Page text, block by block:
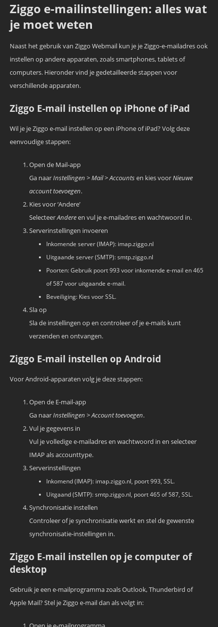
Ziggo e-mailinstellingen: alles wat
je moet weten
Naast het gebruik van Ziggo Webmail kun je je Ziggo-e-mailadres ook
instellen op andere apparaten, zoals smartphones, tablets of
computers. Hieronder vind je gedetailleerde stappen voor
verschillende apparaten.
Ziggo E-mail instellen op iPhone of iPad
Wil je je Ziggo e-mail instellen op een iPhone of iPad? Volg deze
eenvoudige stappen:
Open de Mail-app
Ga naarInstellingen >Mail>Accounts en kies voorNieuwe
account toevoegen.
Kies voor ‘Andere’
SelecteerAndereen vul je e-mailadres en wachtwoord in.
Serverinstellingen invoeren
Inkomende server (IMAP): imap.ziggo.nl
Uitgaande server (SMTP): smtp.ziggo.nl
Poorten: Gebruik poort 993 voor inkomende e-mail en 465
of 587 voor uitgaande e-mail.
Beveiliging: Kies voor SSL.
Sla op
Sla de instellingen op en controleer of je e-mails kunt
verzenden en ontvangen.
Ziggo E-mail instellen op Android
Voor Android-apparaten volg je deze stappen:
Open de E-mail-app
Ga naarInstellingen >Account toevoegen.
Vul je gegevens in
Vul je volledige e-mailadres en wachtwoord in en selecteer
IMAP als accounttype.
Serverinstellingen
Inkomend (IMAP): imap.ziggo.nl, poort 993, SSL.
Uitgaand (SMTP): smtp.ziggo.nl, poort 465 of 587, SSL.
Synchronisatie instellen
Controleer of je synchronisatie werkt en stel de gewenste
synchronisatie-instellingen in.
Ziggo E-mail instellen op je computer of
desktop
Gebruik je een e-mailprogramma zoals Outlook, Thunderbird of
Apple Mail? Stel je Ziggo e-mail dan als volgt in: